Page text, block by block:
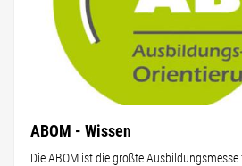
ABOM - Wissen
Die ABOM ist die größte